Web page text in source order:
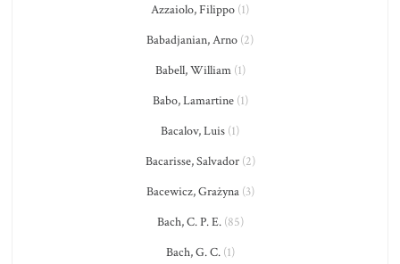
Azzaiolo, Filippo (1)
Babadjanian, Arno (2)
Babell, William(1)
Babo, Lamartine(1)
Bacalov, Luis (1)
Bacarisse, Salvador(2)
Bacewicz, Grażyna(3)
Bach, C. P. E.(85)
Bach, G. C.(1)